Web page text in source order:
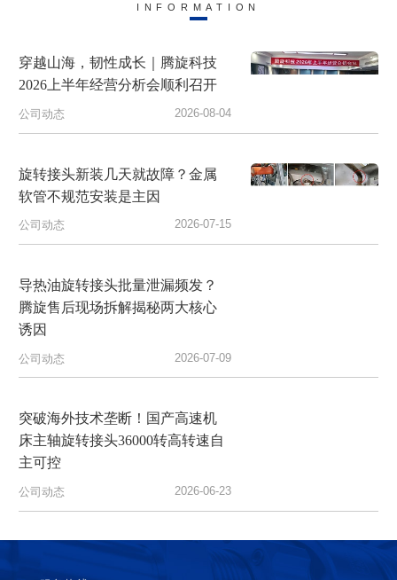
INFORMATION
穿越山海，韧性成长｜腾旋科技
2026上半年经营分析会顺利召开
公司动态 2026-08-04
旋转接头新装几天就故障？金属
软管不规范安装是主因
公司动态 2026-07-15
导热油旋转接头批量泄漏频发？
腾旋售后现场拆解揭秘两大核心
诱因
公司动态 2026-07-09
突破海外技术垄断！国产高速机
主可控
2026-06-23